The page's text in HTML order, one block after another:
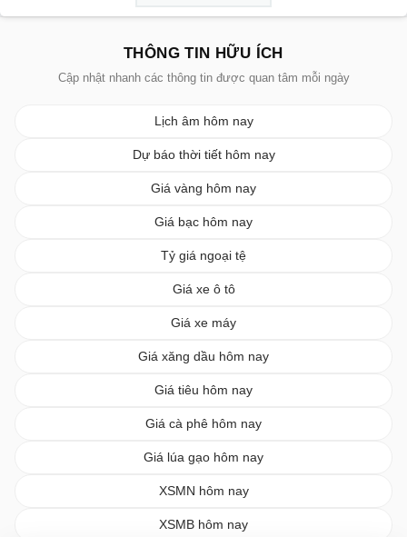
THÔNG TIN HỮU ÍCH
Cập nhật nhanh các thông tin được quan tâm mỗi ngày
Lịch âm hôm nay
Dự báo thời tiết hôm nay
Giá vàng hôm nay
Giá bạc hôm nay
Tỷ giá ngoại tệ
Giá xe ô tô
Giá xe máy
Giá xăng dầu hôm nay
Giá tiêu hôm nay
Giá cà phê hôm nay
Giá lúa gạo hôm nay
XSMN hôm nay
XSMB hôm nay